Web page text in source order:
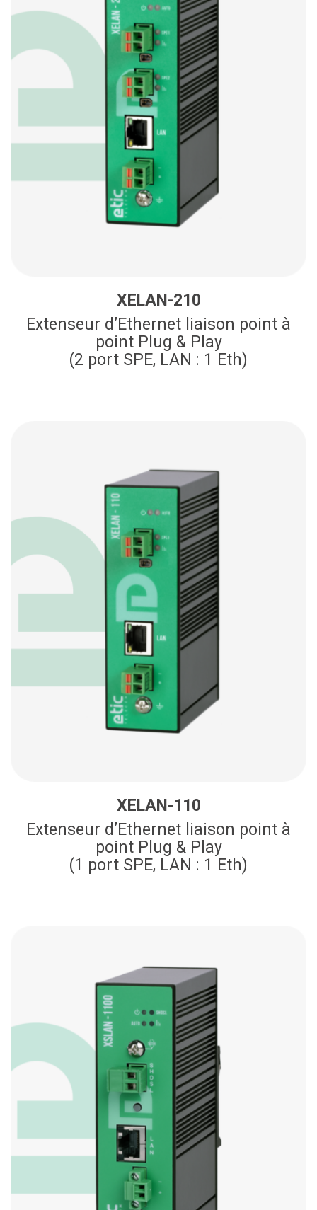
XELAN-210
Extenseur d’Ethernet liaison point à
point Plug & Play
(2 port SPE, LAN : 1 Eth)
XELAN-110
Extenseur d’Ethernet liaison point à
point Plug & Play
(1 port SPE, LAN : 1 Eth)